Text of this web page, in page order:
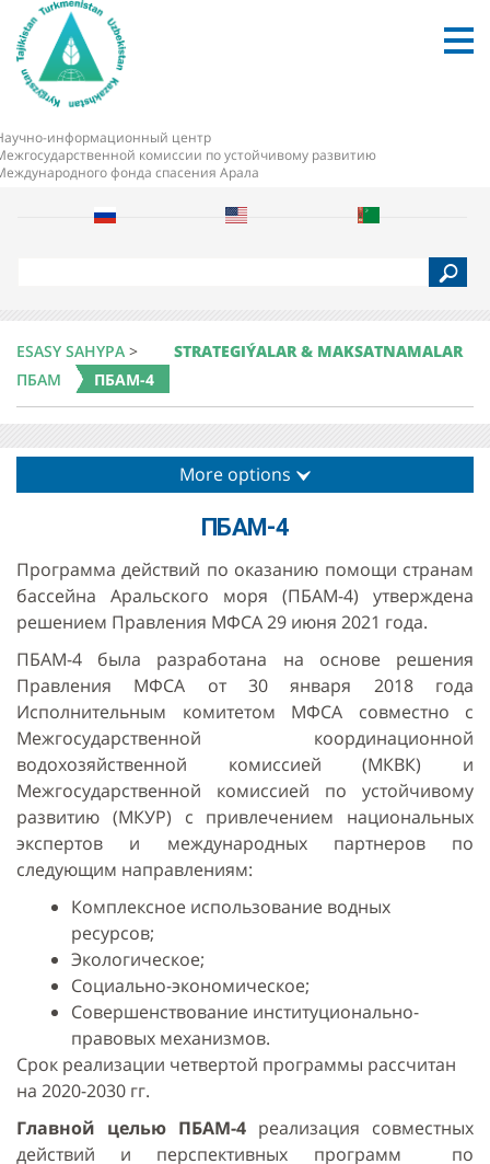
информационный центр
комиссии по устойчивому развитию
фонда спасения Арала
r
h
ESASY SAHYPA >
STRATEGIÝALAR & MAKSATNAMALAR
ПБАМ
ПБАМ-4
More options
ПБАМ-4
Программа действий по оказанию помощи странам
бассейна Аральского моря (ПБАМ-4) утверждена
решением Правления МФСА 29 июня 2021 года.
ПБАМ-4 была разработана на основе решения
Правления МФСА от 30 января 2018 года
Исполнительным комитетом МФСА совместно с
Межгосударственной координационной
водохозяйственной комиссией (МКВК) и
Межгосударственной комиссией по устойчивому
развитию (МКУР) с привлечением национальных
экспертов и международных партнеров по
следующим направлениям:
Комплексное использование водных
ресурсов;
Экологическое;
Социально-экономическое;
Совершенствование институционально-
правовых механизмов.
Срок реализации четвертой программы рассчитан
на 2020-2030 гг.
Главной целью ПБАМ-4 реализация совместных
действий и перспективных программ по